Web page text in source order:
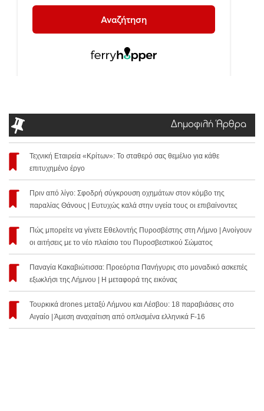
Δημοφιλή Άρθρα
Τεχνική Εταιρεία «Κρίτων»: Το σταθερό σας θεμέλιο για κάθε
επιτυχημένο έργο
Πριν από λίγο: Σφοδρή σύγκρουση οχημάτων στον κόμβο της
παραλίας Θάνους | Ευτυχώς καλά στην υγεία τους οι επιβαίνοντες
Πώς μπορείτε να γίνετε Εθελοντής Πυροσβέστης στη Λήμνο | Ανοίγουν
οι αιτήσεις με το νέο πλαίσιο του Πυροσβεστικού Σώματος
Παναγία Κακαβιώτισσα: Προεόρτια Πανήγυρις στο μοναδικό ασκεπές
εξωκλήσι της Λήμνου | Η μεταφορά της εικόνας
Τουρκικά drones μεταξύ Λήμνου και Λέσβου: 18 παραβιάσεις στο
Αιγαίο | Άμεση αναχαίτιση από οπλισμένα ελληνικά F-16